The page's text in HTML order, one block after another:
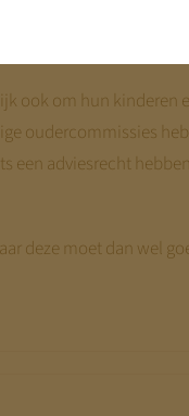
ook om hun kinderen
oudercommissies
een adviesrecht
deze moet dan wel